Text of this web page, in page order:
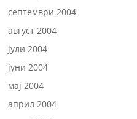
септември 2004
август 2004
јули 2004
јуни 2004
мај 2004
април 2004